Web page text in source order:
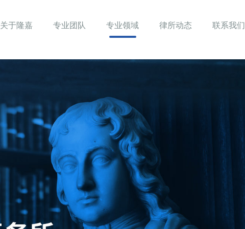
关于隆嘉 专业团队 专业领域 律所动态 联系我们